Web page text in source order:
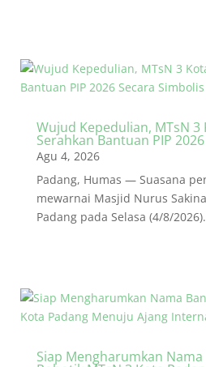
Wujud Kepedulian, MTsN 3
Serahkan Bantuan PIP
Agu 4, 2026
Padang, Humas — Suasana
mewarnai Masjid Nurus
Padang pada Selasa (4/8/
Siap Mengharumkan Nama